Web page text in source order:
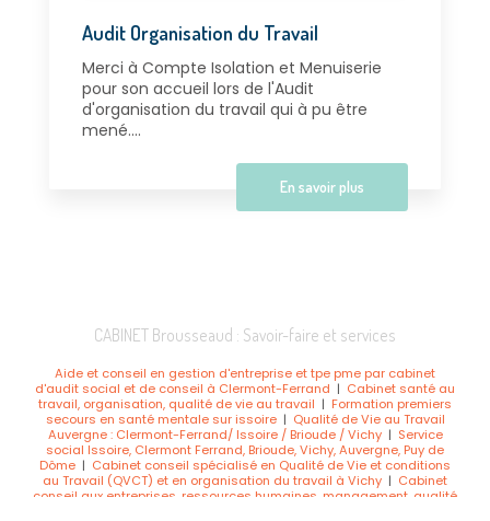
Audit Organisation du Travail
Merci à Compte Isolation et Menuiserie
pour son accueil lors de l'Audit
d'organisation du travail qui à pu être
mené....
En savoir plus
CABINET Brousseaud : Savoir-faire et services
Aide et conseil en gestion d'entreprise et tpe pme par cabinet
d'audit social et de conseil à Clermont-Ferrand | Cabinet santé au
travail, organisation, qualité de vie au travail | Formation premiers
secours en santé mentale sur issoire| Qualité de Vie au Travail
Auvergne : Clermont-Ferrand/ Issoire / Brioude / Vichy| Service
social Issoire, Clermont Ferrand, Brioude, Vichy, Auvergne, Puy de
Dôme | Cabinet conseil spécialisé en Qualité de Vie et conditions
au Travail (QVCT) et en organisation du travail à Vichy | Cabinet
conseil aux entreprises, ressources humaines, management, qualité